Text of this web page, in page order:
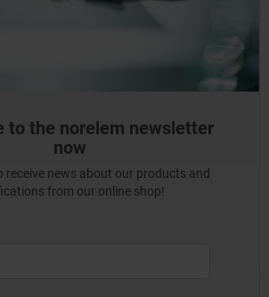
to the norelem newsletter
now
receive news about our products and
from our online shop!